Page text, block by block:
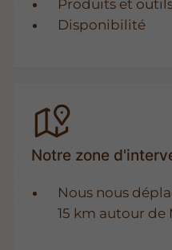
Produits et
Disponibilité
Notre zone
Nous nous
15 km autour de